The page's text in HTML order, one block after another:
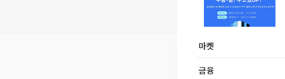
마켓
금융